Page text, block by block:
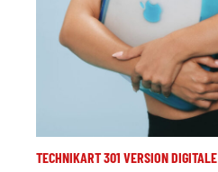
TECHNIKART 301 VERSION DIGITALE